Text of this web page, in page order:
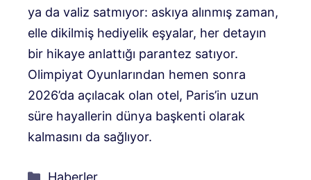
ya da valiz satmıyor: askıya alınmış zaman,
elle dikilmiş hediyelik eşyalar, her detayın
bir hikaye anlattığı parantez satıyor.
Olimpiyat Oyunlarından hemen sonra
2026’da açılacak olan otel, Paris’in uzun
süre hayallerin dünya başkenti olarak
kalmasını da sağlıyor.
Kategoriler
Haberler